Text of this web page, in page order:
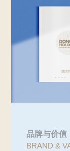
品牌与价值
BRAND &